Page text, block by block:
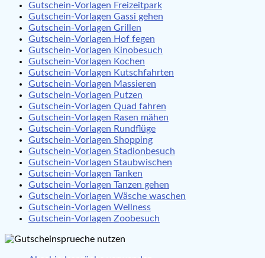
Gutschein-Vorlagen Freizeitpark
Gutschein-Vorlagen Gassi gehen
Gutschein-Vorlagen Grillen
Gutschein-Vorlagen Hof fegen
Gutschein-Vorlagen Kinobesuch
Gutschein-Vorlagen Kochen
Gutschein-Vorlagen Kutschfahrten
Gutschein-Vorlagen Massieren
Gutschein-Vorlagen Putzen
Gutschein-Vorlagen Quad fahren
Gutschein-Vorlagen Rasen mähen
Gutschein-Vorlagen Rundflüge
Gutschein-Vorlagen Shopping
Gutschein-Vorlagen Stadionbesuch
Gutschein-Vorlagen Staubwischen
Gutschein-Vorlagen Tanken
Gutschein-Vorlagen Tanzen gehen
Gutschein-Vorlagen Wäsche waschen
Gutschein-Vorlagen Wellness
Gutschein-Vorlagen Zoobesuch